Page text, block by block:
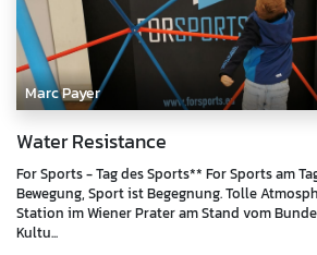
Marc Payer
Water Resistance
For Sports - Tag des Sports** For Sports am
Bewegung, Sport ist Begegnung. Tolle
Station im Wiener Prater am Stand vom
Kultu...